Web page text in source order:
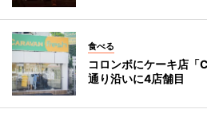
食べる
コロンボにケーキ店
通り沿いに4店舗目